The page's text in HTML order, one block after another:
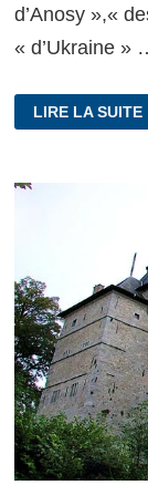
d’Anosy »,«
« d’Ukraine »
COMME
DES
LIRE LA SUITE